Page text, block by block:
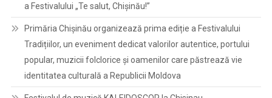
a Festivalului „Te salut, Chișinău!”
Primăria Chișinău organizează prima ediție a Festivalului
Tradițiilor, un eveniment dedicat valorilor autentice, portului
popular, muzicii folclorice și oamenilor care păstrează vie
identitatea culturală a Republicii Moldova